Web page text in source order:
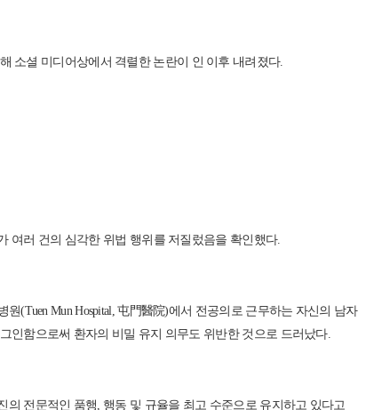
소셜 미디어상에서 격렬한 논란이 인 이후 내려졌다.
여러 건의 심각한 위법 행위를 저질렀음을 확인했다.
(Tuen Mun Hospital, 屯門醫院)에서 전공의로 근무하는 자신의 남자
인함으로써 환자의 비밀 유지 의무도 위반한 것으로 드러났다.
전문적인 품행, 행동 및 규율을 최고 수준으로 유지하고 있다고